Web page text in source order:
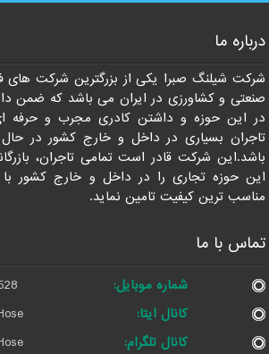
درباره ما
شرکت شیلنگ صبرا یکی از بزرگترین شرکت های
صنعتی و کشاورزی در ایران می باشد که ضمن
در این حوزه و داشتن کادری مجرب و حرفه ای
تاجران بسیاری در داخل و خارج کشور در
باشد.این شرکت قادر است تمامی تاجران،
این حوزه تجاری را در داخل و خارج کشور
مناسب ترین کیفیت تامین نماید.
تماس با ما
شماره موبایل:
کانال ایتا:
کانال تلگرام: